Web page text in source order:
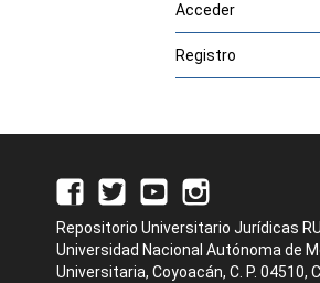
Acceder
Registro
Repositorio Universitario Jurídicas
Universidad Nacional Autónoma de
Universitaria, Coyoacán, C. P. 04510,